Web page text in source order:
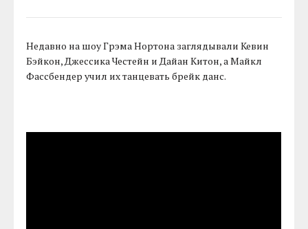
Недавно на шоу Грэма Нортона заглядывали Кевин
Бэйкон, Джессика Честейн и Дайан Китон, а Майкл
Фассбендер учил их танцевать брейк данс.